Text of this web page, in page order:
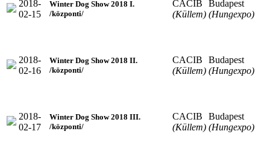
2018-
02-15
Winter Dog Show 2018 I.
/központi/
CACIB
(Küllem)
Budapest
(Hungexpo)
2018-
02-16
Winter Dog Show 2018 II.
/központi/
CACIB
(Küllem)
Budapest
(Hungexpo)
2018-
02-17
Winter Dog Show 2018 III.
/központi/
CACIB
(Küllem)
Budapest
(Hungexpo)